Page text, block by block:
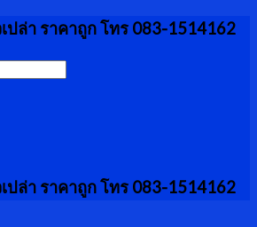
ปล่า ราคาถูก โทร 083-1514162
ปล่า ราคาถูก โทร 083-1514162